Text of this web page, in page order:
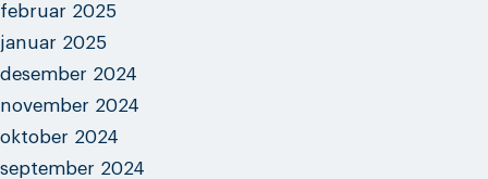
februar 2025
januar 2025
desember 2024
november 2024
oktober 2024
september 2024